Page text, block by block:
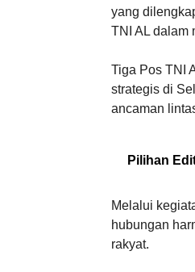
yang
TNI AL dalam
Tiga Pos TNI
strategis di
ancaman
Pilihan
Melalui
hubungan
rakyat.